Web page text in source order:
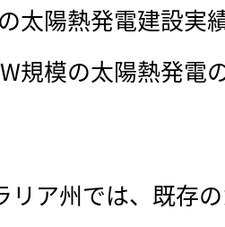
太陽熱発電建設実
規模の太陽熱発電
ア州では、既存